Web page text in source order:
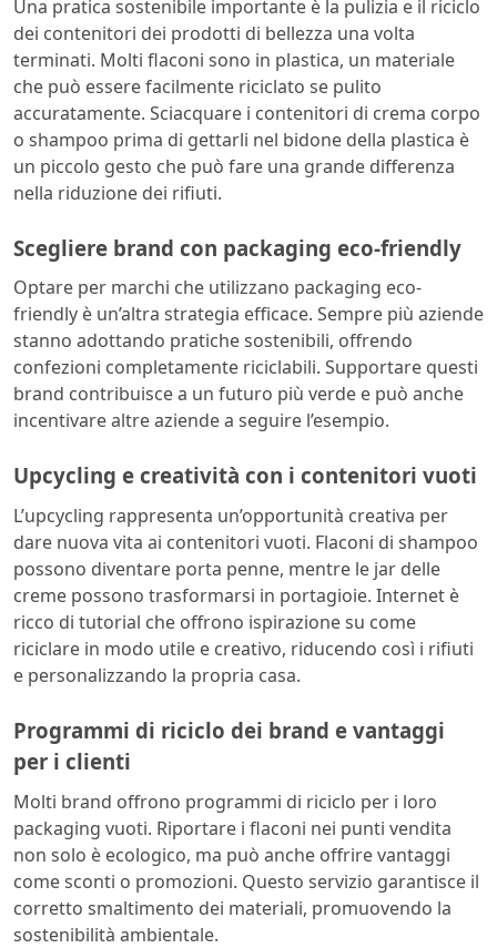
Una pratica sostenibile importante è la pulizia e il riciclo
dei contenitori dei prodotti di bellezza una volta
terminati. Molti flaconi sono in plastica, un materiale
che può essere facilmente riciclato se pulito
accuratamente. Sciacquare i contenitori di crema corpo
o shampoo prima di gettarli nel bidone della plastica è
un piccolo gesto che può fare una grande differenza
nella riduzione dei rifiuti.
Scegliere brand con packaging eco-friendly
Optare per marchi che utilizzano packaging eco-
friendly è un’altra strategia efficace. Sempre più aziende
stanno adottando pratiche sostenibili, offrendo
confezioni completamente riciclabili. Supportare questi
brand contribuisce a un futuro più verde e può anche
incentivare altre aziende a seguire l’esempio.
Upcycling e creatività con i contenitori vuoti
L’upcycling rappresenta un’opportunità creativa per
dare nuova vita ai contenitori vuoti. Flaconi di shampoo
possono diventare porta penne, mentre le jar delle
creme possono trasformarsi in portagioie. Internet è
ricco di tutorial che offrono ispirazione su come
riciclare in modo utile e creativo, riducendo così i rifiuti
e personalizzando la propria casa.
Programmi di riciclo dei brand e vantaggi
per i clienti
Molti brand offrono programmi di riciclo per i loro
packaging vuoti. Riportare i flaconi nei punti vendita
non solo è ecologico, ma può anche offrire vantaggi
come sconti o promozioni. Questo servizio garantisce il
corretto smaltimento dei materiali, promuovendo la
sostenibilità ambientale.